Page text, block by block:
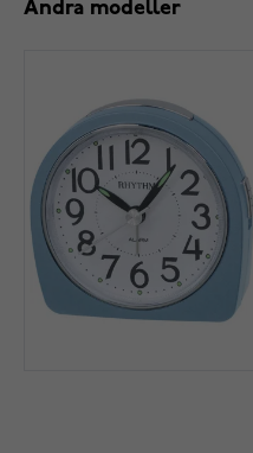
Andra modeller